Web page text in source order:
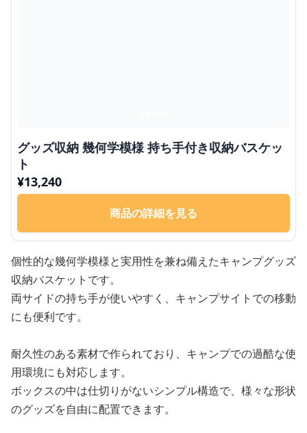
グッズ収納 幾何学模様 持ち手付き収納バスケッ
ト
¥13,240
商品の詳細を見る
個性的な幾何学模様と実用性を兼ね備えたキャンプグッズ
収納バスケットです。
両サイドの持ち手が使いやすく、キャンプサイトでの移動
にも便利です。
耐久性のある素材で作られており、キャンプでの過酷な使
用環境にも対応します。
ボックスの中は仕切りがないシンプル構造で、様々な形状
のグッズを自由に配置できます。